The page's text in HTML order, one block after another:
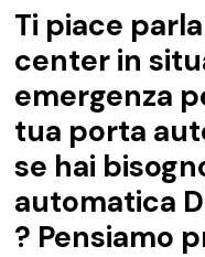
Ti piace
center in
emergenza
tua porta
se hai
automatica
? Pensiamo